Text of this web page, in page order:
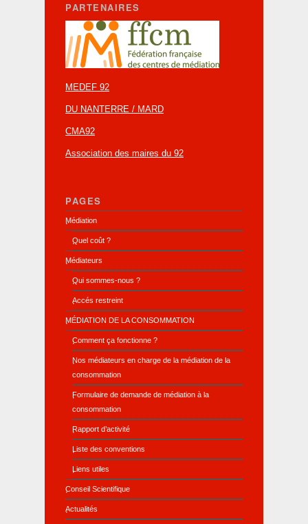
PARTENAIRES
MEDEF 92
DU NANTERRE / MARD
CMA92
Association des maires du 92
PAGES
Médiation
Quel coût ?
Médiateurs
Qui sommes-nous ?
Accés restreint
MÉDIATION DE LA CONSOMMATION
Comment ça fonctionne ?
Nos médiateurs en charge de la médiation de la
consommation
Formulaire de demande de médiation à la
consommation
Rapport d’activité
Liste des conventions
Liens utiles
Conseil Scientifique
Actualités